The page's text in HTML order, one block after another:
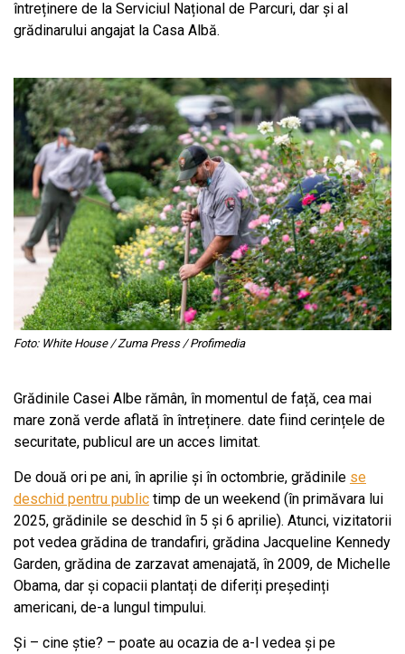
întreținere de la Serviciul Național de Parcuri, dar și al
grădinarului angajat la Casa Albă.
Foto: White House / Zuma Press / Profimedia
Grădinile Casei Albe rămân, în momentul de față, cea mai
mare zonă verde aflată în întreținere. date fiind cerințele de
securitate, publicul are un acces limitat.
De două ori pe ani, în aprilie și în octombrie, grădinile se
deschid pentru public timp de un weekend (în primăvara lui
2025, grădinile se deschid în 5 și 6 aprilie). Atunci, vizitatorii
pot vedea grădina de trandafiri, grădina Jacqueline Kennedy
Garden, grădina de zarzavat amenajată, în 2009, de Michelle
Obama, dar și copacii plantați de diferiți președinți
americani, de-a lungul timpului.
Și – cine știe? – poate au ocazia de a-l vedea și pe